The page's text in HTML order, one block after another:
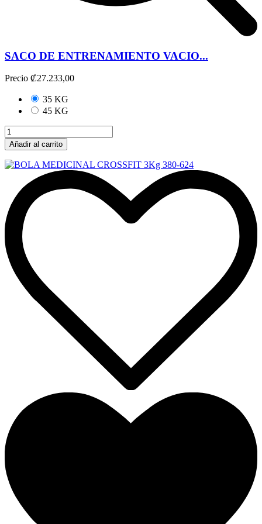
SACO DE ENTRENAMIENTO VACIO...
Precio ₡27.233,00
35 KG
45 KG
Añadir al carrito